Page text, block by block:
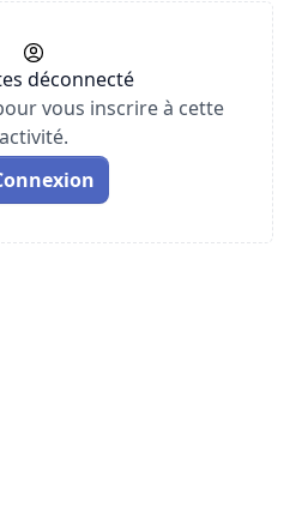
déconnecté
vous inscrire à cette
activité.